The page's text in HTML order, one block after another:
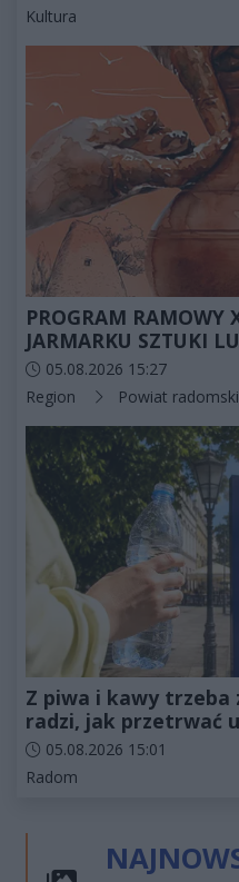
Kategorie artykułu:
Kultura
PROGRAM RAMOWY
JARMARKU SZTUKI
Data dodania artykułu:
05.08.2026 15:27
Kategorie artykułu:
Region Powiat radomski
Z piwa i kawy trzeba
radzi, jak przetrwać
Data dodania artykułu:
05.08.2026 15:01
Kategorie artykułu:
Radom